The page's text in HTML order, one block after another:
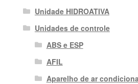
Unidade HIDROATIVA
Unidades de controle
ABS e ESP
AFIL
Aparelho de ar